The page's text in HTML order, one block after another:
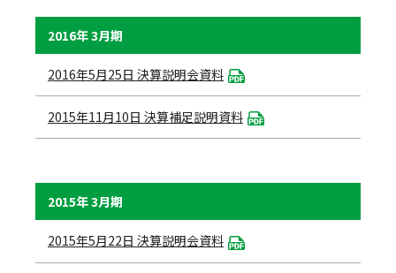
2016年 3月期
2016年5月25日 決算説明会資料
2015年11月10日 決算補足説明資料
2015年 3月期
2015年5月22日 決算説明会資料